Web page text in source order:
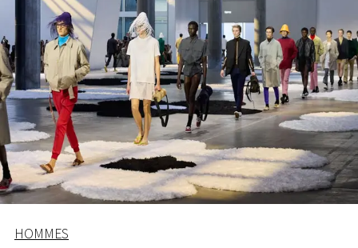
HOMMES